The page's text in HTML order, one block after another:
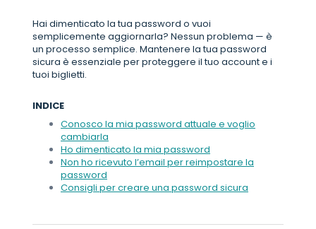
Hai dimenticato la tua password o vuoi
semplicemente aggiornarla? Nessun problema — è
un processo semplice. Mantenere la tua password
sicura è essenziale per proteggere il tuo account e i
tuoi biglietti.
INDICE
Conosco la mia password attuale e voglio
cambiarla
Ho dimenticato la mia password
Non ho ricevuto l’email per reimpostare la
password
Consigli per creare una password sicura